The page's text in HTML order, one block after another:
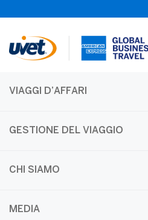
VIAGGI D’AFFARI
GESTIONE DEL VIAGGIO
CHI SIAMO
MEDIA